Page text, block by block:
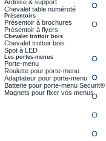
Ardoise & support
Chevalet table numéroté
Présentoirs
Présentoir à brochures
Présentoir à flyers
Chevalet trottoir bois
Chevalet trottoir bois
Spot à LED
Les portes-menus
Porte-menu
Roulette pour porte-menu
Adaptateur pour porte-menu
Batterie pour porte-menu Securit®
Magnets pour fixer vos menus